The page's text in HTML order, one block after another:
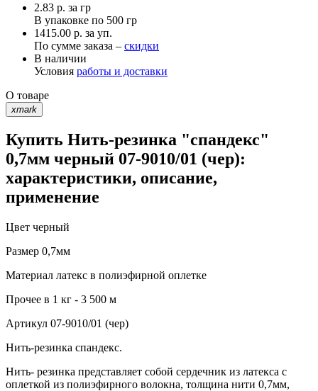
2.83 р. за гр
В упаковке по 500 гр
1415.00 р. за уп.
По сумме заказа – скидки
В наличии
Условия работы и доставки
О товаре
xmark
Купить Нить-резинка "спандекс"
0,7мм черный 07-9010/01 (чер):
характеристики, описание,
применение
Цвет черный
Размер 0,7мм
Материал латекс в полиэфирной оплетке
Прочее в 1 кг - 3 500 м
Артикул 07-9010/01 (чер)
Нить-резинка спандекс.
Нить- резинка представляет собой сердечник из латекса с
оплеткой из полиэфирного волокна, толщина нити 0,7мм,